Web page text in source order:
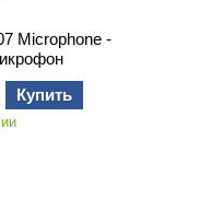
Купить